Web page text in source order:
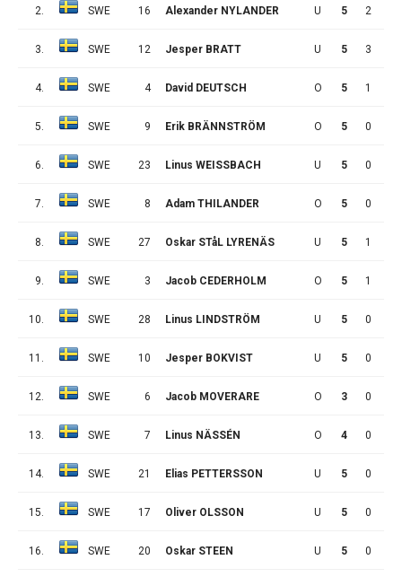
2. SWE 16 Alexander NYLANDER U 5 2
3. SWE 12 Jesper BRATT U 5 3
4. SWE 4 David DEUTSCH O 5 1
5. SWE 9 Erik BRÄNNSTRÖM O 5 0
6. SWE 23 Linus WEISSBACH U 5 0
7. SWE 8 Adam THILANDER O 5 0
8. SWE 27 Oskar STåL LYRENÄS U 5 1
9. SWE 3 Jacob CEDERHOLM O 5 1
10. SWE 28 Linus LINDSTRÖM U 5 0
11. SWE 10 Jesper BOKVIST U 5 0
12. SWE 6 Jacob MOVERARE O 3 0
13. SWE 7 Linus NÄSSÉN O 4 0
14. SWE 21 Elias PETTERSSON U 5 0
15. SWE 17 Oliver OLSSON U 5 0
16. SWE 20 Oskar STEEN U 5 0